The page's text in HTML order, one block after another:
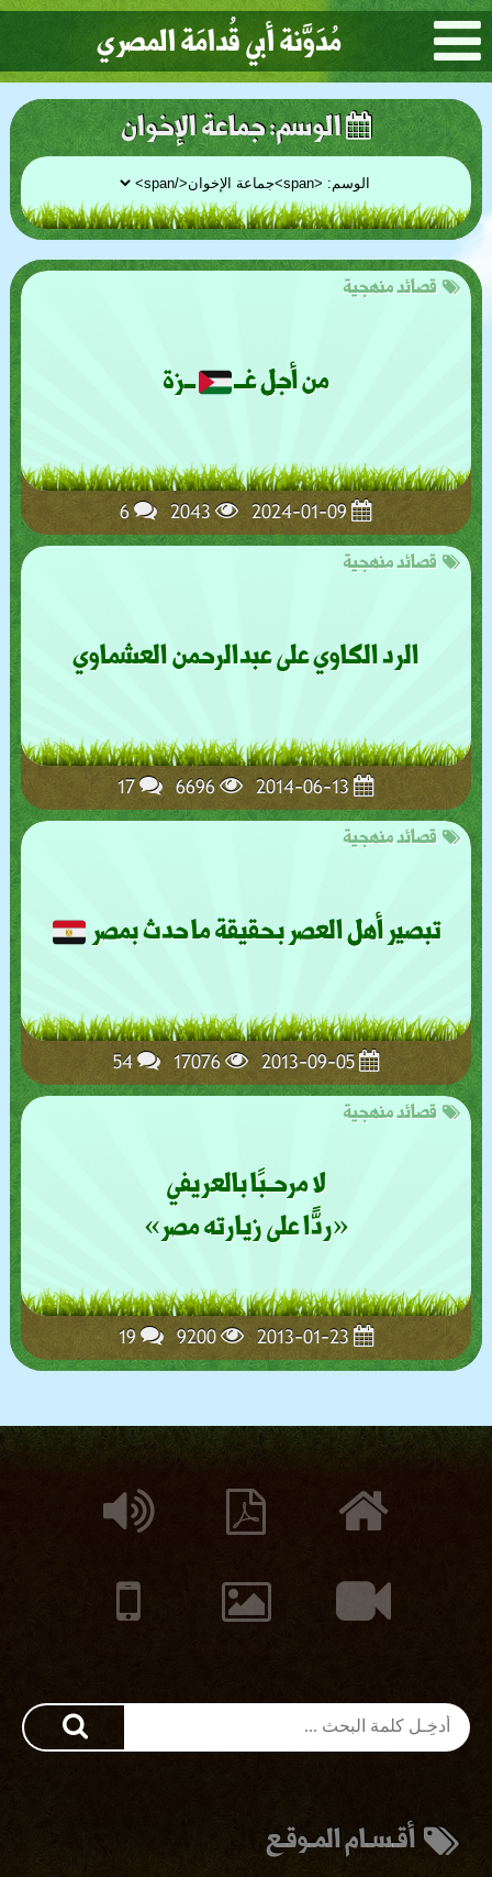
مُدَوَّنة أبي قُدامَة المصري
الوسم:جماعة الإخوان
من أجل غــ ــزة
2043
6
قصائد منهجية
الرد الكاوي على عبدالرحمن العشماوي
2014-06-13
6696
قصائد منهجية
تبصير أهل العصر بحقيقة ما حدث بمصر
2013-09-05
17076
54
قصائد منهجية
لا مرحـبًا بالعريفي
«ردًّا على زيارته مصر»
9200
19
قصائد منهجية
أقـسـام المـوقـع